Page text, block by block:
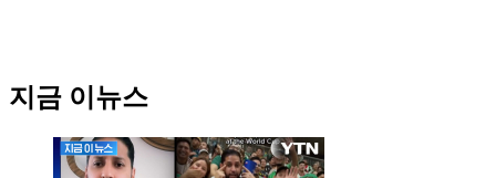
지금 이뉴스